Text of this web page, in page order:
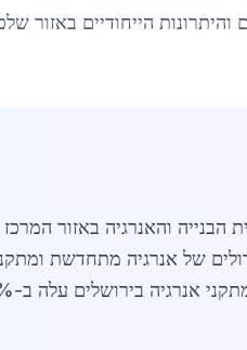
הייחודיים באזור
בתעשיית הבנייה והאנרגיה
של אנרגיה מתחדשת